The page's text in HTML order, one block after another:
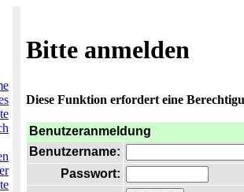
Bitte anmelden
Diese Funktion erfordert eine
Benutzeranmeldung
Benutzername:
Passwort: